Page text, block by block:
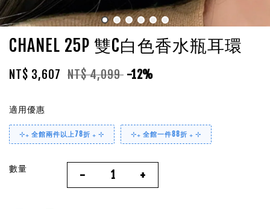
CHANEL 25P 雙C白色香水瓶耳環
NT$ 3,607 NT$ 4,099 -12%
適用優惠
⊹₊ 全館兩件以上78折 ₊ ⊹ ⊹₊ 全館一件88折 ₊ ⊹
數量 - +